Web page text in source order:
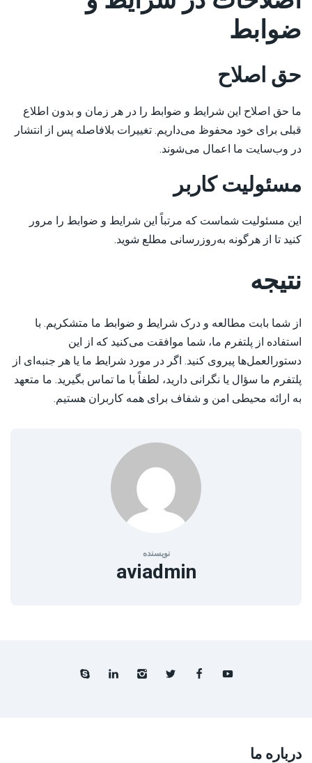
ضوابط
حق اصلاح
ما حق اصلاح این شرایط و ضوابط را در هر زمان و بدون اطلاع
قبلی برای خود محفوظ می‌داریم. تغییرات بلافاصله پس از انتشار
در وب‌سایت ما اعمال می‌شوند.
مسئولیت کاربر
این مسئولیت شماست که مرتباً این شرایط و ضوابط را مرور
کنید تا از هرگونه به‌روزرسانی مطلع شوید.
نتیجه
از شما بابت مطالعه و درک شرایط و ضوابط ما متشکریم. با
استفاده از پلتفرم ما، شما موافقت می‌کنید که از این
دستورالعمل‌ها پیروی کنید. اگر در مورد شرایط ما یا هر جنبه‌ای از
پلتفرم ما سؤال یا نگرانی دارید، لطفاً با ما تماس بگیرید. ما متعهد
به ارائه محیطی امن و شفاف برای همه کاربران هستیم.
نویسنده
aviadmin
درباره ما